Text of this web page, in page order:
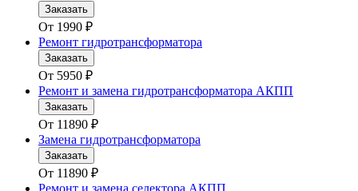
Заказать
От 1990 ₽
Ремонт гидротрансформатора
Заказать
От 5950 ₽
Ремонт и замена гидротрансформатора АКПП
Заказать
От 11890 ₽
Замена гидротрансформатора
Заказать
От 11890 ₽